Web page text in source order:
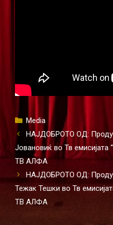
Categories
Media
НАЈДОБРОТО ОД:
Јовановиќ во Тв емисијата
ТВ АЛФА
НАЈДОБРОТО ОД:
Тежак Тешки во Тв
ТВ АЛФА